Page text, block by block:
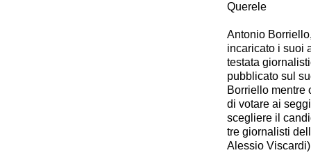
Querele
Antonio
incaricato i suoi
testata
pubblicato sul
Borriello mentre
di votare ai
scegliere il
tre giornalisti
Alessio